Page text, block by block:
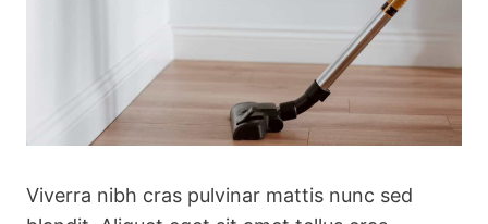
Viverra nibh cras pulvinar mattis nunc sed